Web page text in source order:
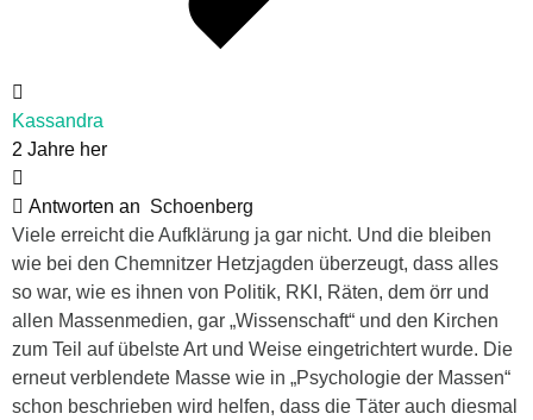
Kassandra
2 Jahre her
Antworten an Schoenberg
Viele erreicht die Aufklärung ja gar nicht. Und die bleiben
wie bei den Chemnitzer Hetzjagden überzeugt, dass alles
so war, wie es ihnen von Politik, RKI, Räten, dem örr und
allen Massenmedien, gar „Wissenschaft“ und den Kirchen
zum Teil auf übelste Art und Weise eingetrichtert wurde. Die
erneut verblendete Masse wie in „Psychologie der Massen“
schon beschrieben wird helfen, dass die Täter auch diesmal